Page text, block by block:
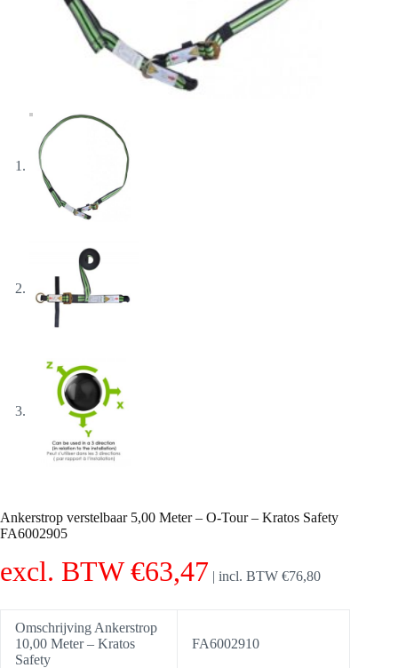
Ankerstrop verstelbaar 5,00 Meter – O-Tour – Kratos Safety
FA6002905
excl. BTW€63,47 | incl. BTW €76,80
Omschrijving Ankerstrop
10,00 Meter – Kratos
Safety
FA6002910